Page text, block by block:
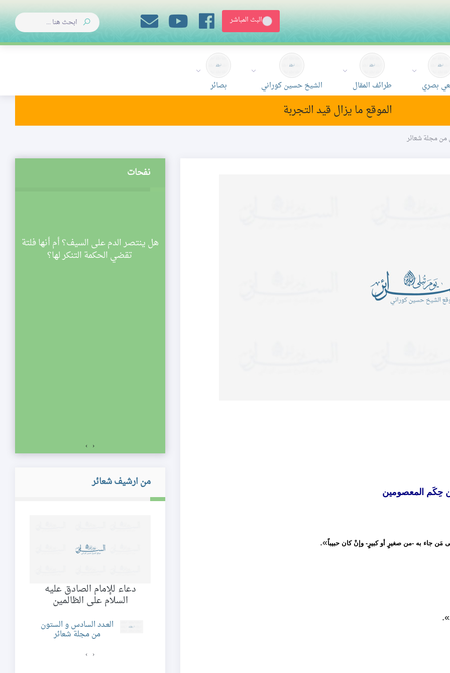
البث المباشر
بصري طرائف المقال الشيخ حسين كوراني بصائر
الموقع ما يزال قيد التجربة
من مجلة شعائر
حِكَم المعصومين
مَن جاء به -من صغيرٍ أو كبيرٍ- وإنْ كان حبيباً».
».
نفحات
الرَّجبيـــــــــــــــــــــــــــــــــــــــــــــــــــــــــــــــــــــون؟
في شهر رجب قراءة سورة
التوحيد عشرة آلا مرة..
هل ينتصر الدم على السيف؟ أم أنها فلتة
تقضي الحكمة التنكر لها؟
‹
›
من ارشيف شعائر
دعاء للإمام الصادق عليه
السلام على الظالمين
العـدد السادس و الستون
من مجلة شعائر
‹
›